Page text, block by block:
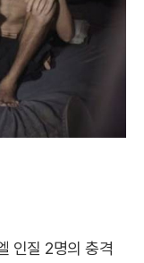
인질 2명의 충격